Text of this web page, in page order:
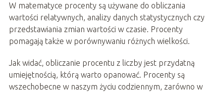
W matematyce procenty są używane do obliczania
wartości relatywnych, analizy danych statystycznych czy
przedstawiania zmian wartości w czasie. Procenty
pomagają także w porównywaniu różnych wielkości.
Jak widać, obliczanie procentu z liczby jest przydatną
umiejętnością, którą warto opanować. Procenty są
wszechobecne w naszym życiu codziennym, zarówno w